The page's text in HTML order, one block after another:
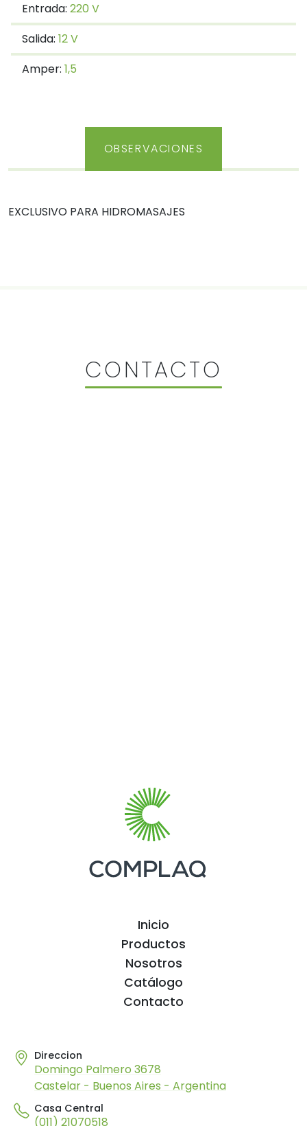
Entrada: 220 V
Salida: 12 V
Amper: 1,5
OBSERVACIONES
EXCLUSIVO PARA HIDROMASAJES
CONTACTO
Inicio
Productos
Nosotros
Catálogo
Contacto
Direccion
Domingo Palmero 3678
Castelar - Buenos Aires - Argentina
Casa Central
(011) 21070518